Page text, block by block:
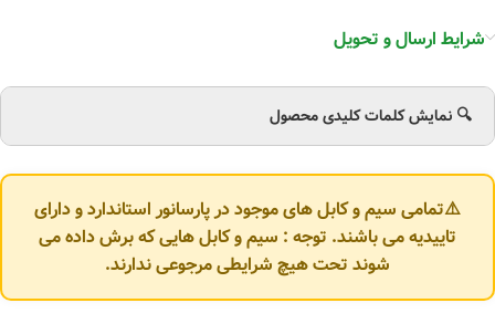
شرایط ارسال و تحویل
🔍 نمایش کلمات کلیدی محصول
⚠️تمامی سیم و کابل های موجود در پارسانور استاندارد و دارای
تاییدیه می باشند. توجه : سیم و کابل هایی که برش داده می
شوند تحت هیچ شرایطی مرجوعی ندارند.